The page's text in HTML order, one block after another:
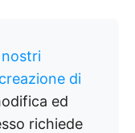
nostri
di
ed
richiede